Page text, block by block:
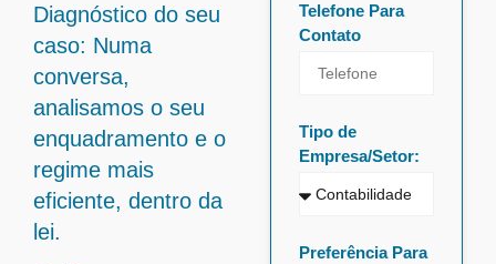
Diagnóstico do seu
caso: Numa
conversa,
analisamos o seu
enquadramento e o
regime mais
eficiente, dentro da
lei.
Telefone Para
Contato
Tipo de
Empresa/Setor:
Preferência Para